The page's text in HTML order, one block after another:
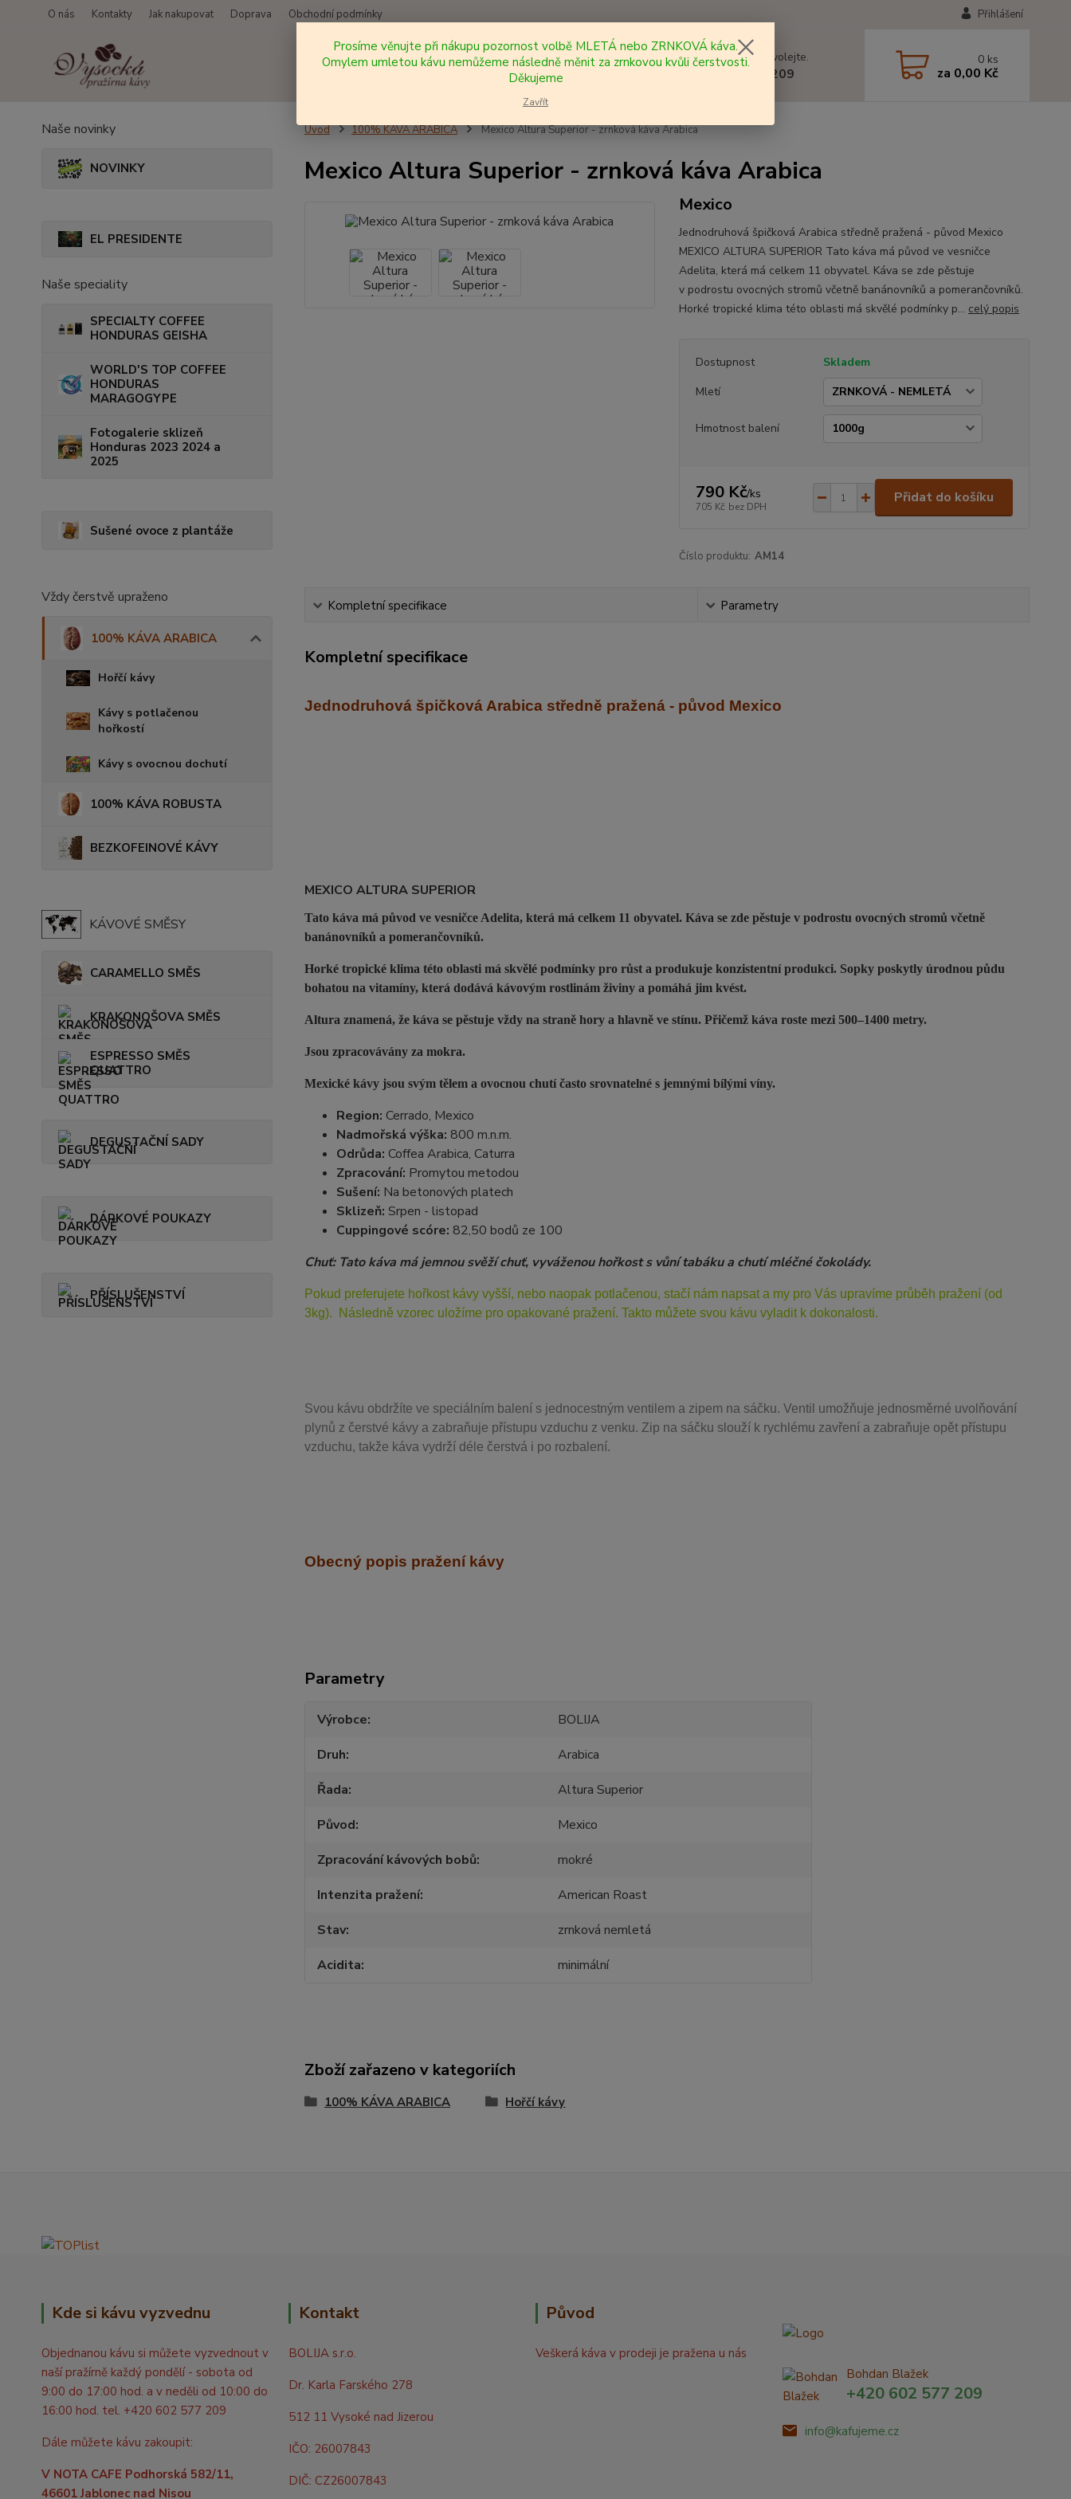
O nás Kontakty Jak nakupovat Doprava Obchodní podmínky Přihlášení
Hledat Nevíte si rady? Zavolejte.
+420 602 577 209
0 ks
za 0,00 Kč
Naše novinky
NOVINKY
EL PRESIDENTE
Naše speciality
SPECIALTY COFFEE
HONDURAS GEISHA
WORLD'S TOP COFFEE
HONDURAS
MARAGOGYPE
Fotogalerie sklizeň
Honduras 2023 2024 a
2025
Sušené ovoce z plantáže
Vždy čerstvě upraženo
100% KÁVA ARABICA
Hořčí kávy
Kávy s potlačenou
hořkostí
Kávy s ovocnou dochutí
100% KÁVA ROBUSTA
BEZKOFEINOVÉ KÁVY
KÁVOVÉ SMĚSY
CARAMELLO SMĚS
KRAKONOŠOVA SMĚS
ESPRESSO SMĚS
QUATTRO
DEGUSTAČNÍ SADY
DÁRKOVÉ POUKAZY
PŘÍSLUŠENSTVÍ
Úvod 100% KÁVA ARABICA Mexico Altura Superior - zrnková káva Arabica
Mexico Altura Superior - zrnková káva Arabica
Mexico
Jednodruhová špičková Arabica středně pražená - původ Mexico
MEXICO ALTURA SUPERIOR Tato káva má původ ve vesničce
Adelita, která má celkem 11 obyvatel. Káva se zde pěstuje
v podrostu ovocných stromů včetně banánovníků a pomerančovníků.
Horké tropické klima této oblasti má skvělé podmínky p... celý popis
Dostupnost
Skladem
Mletí
Hmotnost balení
790 Kč/ks
705 Kč bez DPH
Přidat do košíku
Číslo produktu: AM14
Kompletní specifikace Parametry
Kompletní specifikace
Jednodruhová špičková Arabica středně pražená - původ Mexico
MEXICO ALTURA SUPERIOR
Tato káva má původ ve vesničce Adelita, která má celkem 11 obyvatel. Káva se zde pěstuje v podrostu ovocných stromů včetně
banánovníků a pomerančovníků.
Horké tropické klima této oblasti má skvělé podmínky pro růst a produkuje konzistentní produkci. Sopky poskytly úrodnou půdu
bohatou na vitamíny, která dodává kávovým rostlinám živiny a pomáhá jim kvést.
Altura znamená, že káva se pěstuje vždy na straně hory a hlavně ve stínu. Přičemž káva roste mezi 500–1400 metry.
Jsou zpracovávány za mokra.
Mexické kávy jsou svým tělem a ovocnou chutí často srovnatelné s jemnými bílými víny.
Region: Cerrado, Mexico
Nadmořská výška: 800 m.n.m.
Odrůda: Coffea Arabica, Caturra
Zpracování: Promytou metodou
Sušení: Na betonových platech
Sklizeň: Srpen - listopad
Cuppingové scóre: 82,50 bodů ze 100
Chuť: Tato káva má jemnou svěží chuť, vyváženou hořkost s vůní tabáku a chutí mléčné čokolády.
Pokud preferujete hořkost kávy vyšší, nebo naopak potlačenou, stačí nám napsat a my pro Vás upravíme průběh pražení (od
3kg). Následně vzorec uložíme pro opakované pražení. Takto můžete svou kávu vyladit k dokonalosti.
Svou kávu obdržíte ve speciálním balení s jednocestným ventilem a zipem na sáčku. Ventil umožňuje jednosměrné uvolňování
plynů z čerstvé kávy a zabraňuje přístupu vzduchu z venku. Zip na sáčku slouží k rychlému zavření a zabraňuje opět přístupu
vzduchu, takže káva vydrží déle čerstvá i po rozbalení.
Obecný popis pražení kávy
Parametry
Výrobce
BOLIJA
Druh
Arabica
Řada
Altura Superior
Původ
Mexico
Zpracování kávových bobů
mokré
Intenzita pražení
American Roast
Stav
zrnková nemletá
Acidita
minimální
Zboží zařazeno v kategoriích
100% KÁVA ARABICA Hořčí kávy
Kde si kávu vyzvednu
Objednanou kávu si můžete vyzvednout v
naší pražírně každý pondělí - sobota od
9:00 do 17:00 hod. a v neděli od 10:00 do
16:00 hod. tel. +420 602 577 209
Dále můžete kávu zakoupit:
V NOTA CAFE Podhorská 582/11,
46601 Jablonec nad Nisou
Kontakt
BOLIJA s.r.o.
Dr. Karla Farského 278
512 11 Vysoké nad Jizerou
IČO: 26007843
DIČ: CZ26007843
Původ
Veškerá káva v prodeji je pražena u nás
Bohdan Blažek
+420 602 577 209
info@kafujeme.cz
Prosíme věnujte při nákupu pozornost volbě MLETÁ nebo ZRNKOVÁ káva.
Omylem umletou kávu nemůžeme následně měnit za zrnkovou kvůli čerstvosti.
Děkujeme
Zavřít